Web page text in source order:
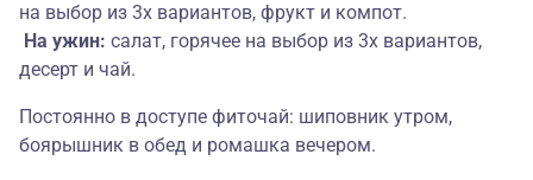
на выбор из 3х вариантов, фрукт и компот.
На ужин: салат, горячее на выбор из 3х вариантов,
десерт и чай.
Постоянно в доступе фиточай: шиповник утром,
боярышник в обед и ромашка вечером.